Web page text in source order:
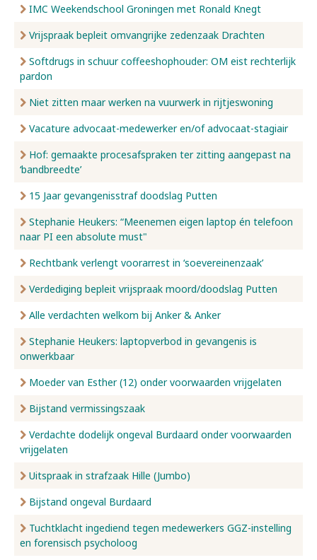
IMC Weekendschool Groningen met Ronald Knegt
Vrijspraak bepleit omvangrijke zedenzaak Drachten
Softdrugs in schuur coffeeshophouder: OM eist rechterlijk
pardon
Niet zitten maar werken na vuurwerk in rijtjeswoning
Vacature advocaat-medewerker en/of advocaat-stagiair
Hof: gemaakte procesafspraken ter zitting aangepast na
‘bandbreedte’
15 Jaar gevangenisstraf doodslag Putten
Stephanie Heukers: “Meenemen eigen laptop én telefoon
naar PI een absolute must"
Rechtbank verlengt voorarrest in ‘soevereinenzaak’
Verdediging bepleit vrijspraak moord/doodslag Putten
Alle verdachten welkom bij Anker & Anker
Stephanie Heukers: laptopverbod in gevangenis is
onwerkbaar
Moeder van Esther (12) onder voorwaarden vrijgelaten
Bijstand vermissingszaak
Verdachte dodelijk ongeval Burdaard onder voorwaarden
vrijgelaten
Uitspraak in strafzaak Hille (Jumbo)
Bijstand ongeval Burdaard
Tuchtklacht ingediend tegen medewerkers GGZ-instelling
en forensisch psycholoog